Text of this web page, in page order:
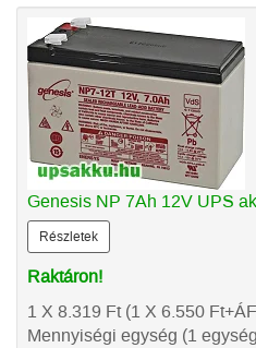
Genesis NP 7Ah 12V UPS
Részletek
Raktáron!
1 X 8.319 Ft(1 X 6.550 Ft
Mennyiségi egység (1